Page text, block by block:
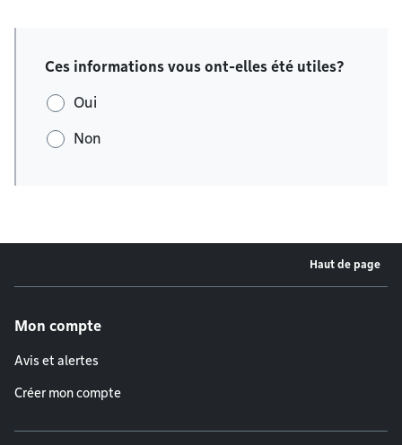
Ces informations vous ont-elles été utiles?
Oui
Non
Haut de page
Mon compte
Avis et alertes
Créer mon compte